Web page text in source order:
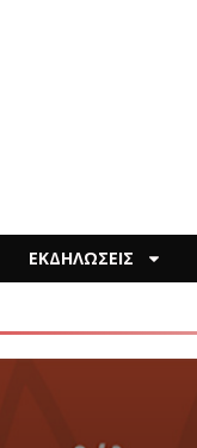
ΕΚΔΗΛΩΣΕΙΣ